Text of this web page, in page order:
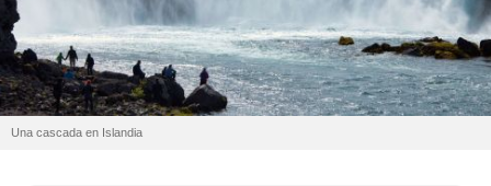
Una cascada en Islandia